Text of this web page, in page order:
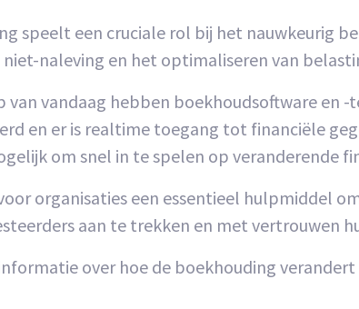
speelt een cruciale rol bij het nauwkeurig
naleving en het optimaliseren van
vandaag hebben boekhoudsoftware en
en er is realtime toegang tot financiële
om snel in te spelen op veranderende
organisaties een essentieel hulpmiddel
aan te trekken en met vertrouwen
over hoe de boekhouding